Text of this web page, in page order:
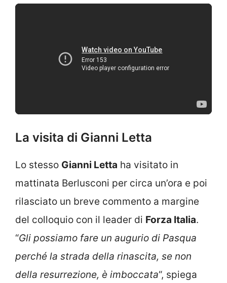
La visita di Gianni Letta
Lo stesso Gianni Letta ha visitato in
mattinata Berlusconi per circa un’ora e poi
rilasciato un breve commento a margine
del colloquio con il leader di Forza Italia.
“Gli possiamo fare un augurio di Pasqua
perché la strada della rinascita, se non
della resurrezione, è imboccata“, spiega